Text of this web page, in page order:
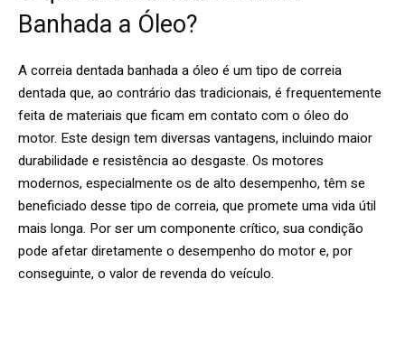
Banhada a Óleo?
A correia dentada banhada a óleo é um tipo de correia
dentada que, ao contrário das tradicionais, é frequentemente
feita de materiais que ficam em contato com o óleo do
motor. Este design tem diversas vantagens, incluindo maior
durabilidade e resistência ao desgaste. Os motores
modernos, especialmente os de alto desempenho, têm se
beneficiado desse tipo de correia, que promete uma vida útil
mais longa. Por ser um componente crítico, sua condição
pode afetar diretamente o desempenho do motor e, por
conseguinte, o valor de revenda do veículo.